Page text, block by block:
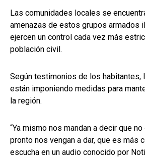
Las comunidades locales se
amenazas de estos grupos armados
ejercen un control cada vez más
población civil.
Según testimonios de los habitantes,
están imponiendo medidas para
la región.
“Ya mismo nos mandan a decir que
pronto nos vengan a dar, que es más
escucha en un audio conocido por